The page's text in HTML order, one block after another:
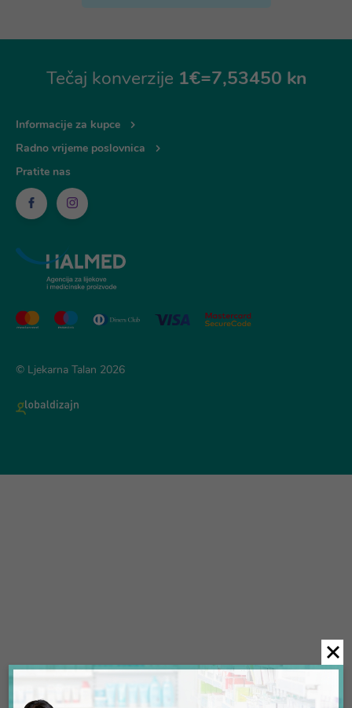
Tečaj konverzije 1€=7,53450 kn
Informacije za kupce
Radno vrijeme poslovnica
Pratite nas
© Ljekarna Talan 2026